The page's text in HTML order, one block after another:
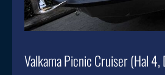
Valkama Picnic Cruiser (Hal 4,